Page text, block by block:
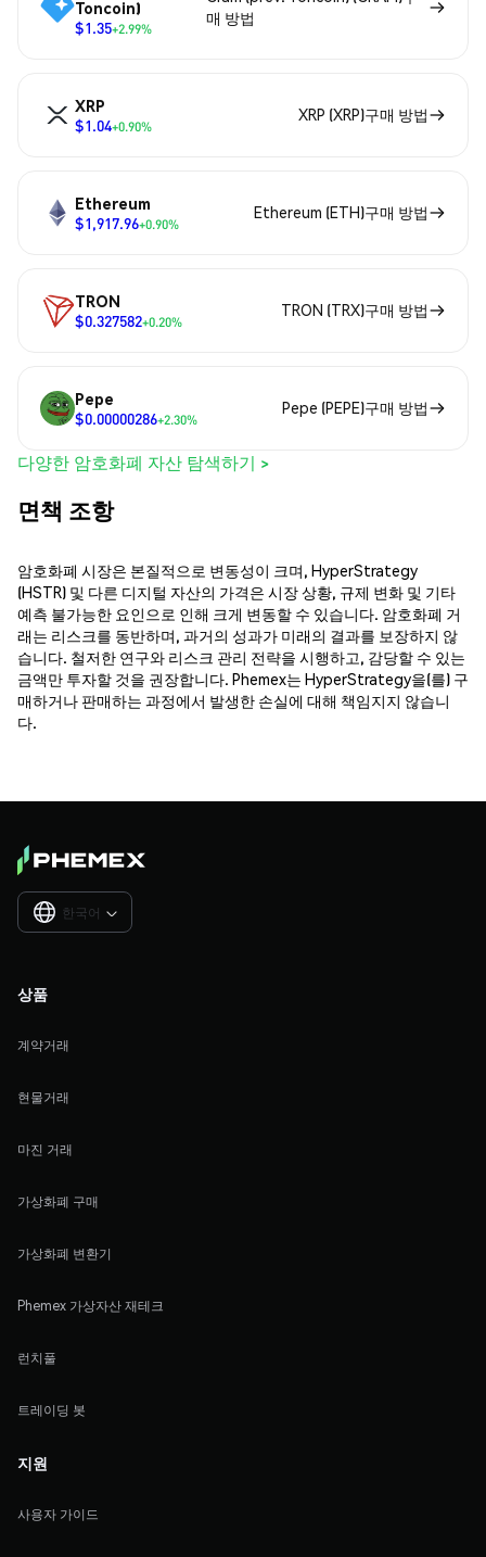
Toncoin)
$1.35+2.99%
매 방법
XRP
$1.04+0.90%
XRP (XRP)구매 방법
Ethereum
$1,917.96+0.90%
Ethereum (ETH)구매 방법
TRON
$0.327582+0.20%
TRON (TRX)구매 방법
Pepe
$0.00000286+2.30%
Pepe (PEPE)구매 방법
다양한 암호화폐 자산 탐색하기 >
면책 조항
암호화폐 시장은 본질적으로 변동성이 크며, HyperStrategy
(HSTR) 및 다른 디지털 자산의 가격은 시장 상황, 규제 변화 및 기타
예측 불가능한 요인으로 인해 크게 변동할 수 있습니다. 암호화폐 거
래는 리스크를 동반하며, 과거의 성과가 미래의 결과를 보장하지 않
습니다. 철저한 연구와 리스크 관리 전략을 시행하고, 감당할 수 있는
금액만 투자할 것을 권장합니다. Phemex는 HyperStrategy을(를) 구
매하거나 판매하는 과정에서 발생한 손실에 대해 책임지지 않습니
다.
한국어 
상품
계약거래
현물거래
마진 거래
가상화폐 구매
가상화폐 변환기
Phemex 가상자산 재테크
런치풀
트레이딩 봇
지원
사용자 가이드